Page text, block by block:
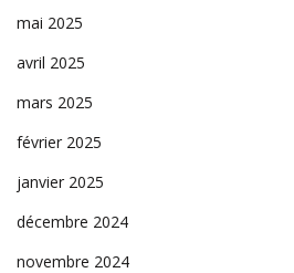
mai 2025
avril 2025
mars 2025
février 2025
janvier 2025
décembre 2024
novembre 2024